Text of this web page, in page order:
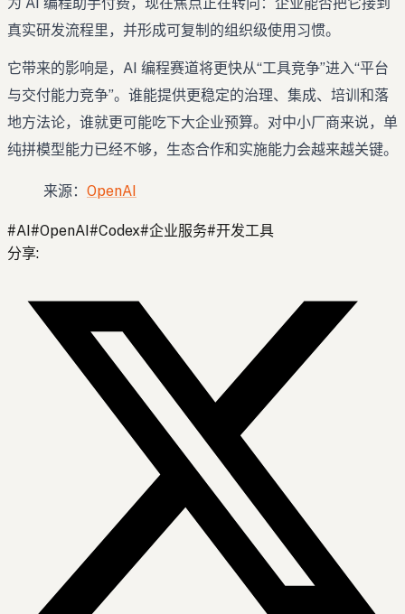
真实研发流程里，并形成可复制的组织级使用习惯。
它带来的影响是，AI 编程赛道将更快从“工具竞争”进入“平台
与交付能力竞争”。谁能提供更稳定的治理、集成、培训和落
地方法论，谁就更可能吃下大企业预算。对中小厂商来说，单
纯拼模型能力已经不够，生态合作和实施能力会越来越关键。
来源： OpenAI
#AI#OpenAI#Codex#企业服务#开发工具
分享: